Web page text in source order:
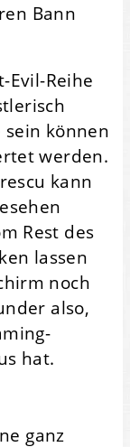
Bann
Evil-Reihe
sein können
werden.
kann
Rest des
lassen
noch
also,
hat.
ganz